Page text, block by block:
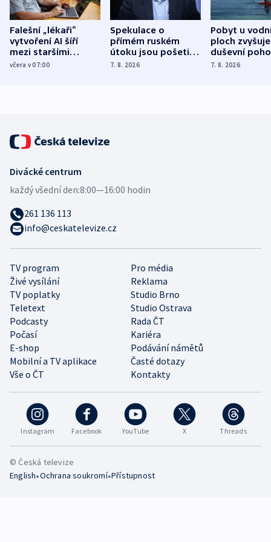
Falešní „lékaři“
vytvoření AI šíří
mezi staršími
Poláky nebezpečné
včera v 07:00
Spekulace o
přímém ruském
útoku jsou pošetilé,
míní estonský
7. 8. 2026
Pobyt u
ploch zvyšuje
duševní
ukázala
7. 8. 2026
Instagram Facebook YouTube X Threads
TV program
Pro média
Živé vysílání
Reklama
TV poplatky
Studio Brno
Teletext
Studio Ostrava
Podcasty
Rada ČT
Počasí
Kariéra
E-shop
Podávání námětů
Mobilní a TV aplikace
Časté dotazy
Vše o ČT
Kontakty
Divácké centrum
každý všední den:8:00—16:00 hodin
261 136 113
info@ceskatelevize.cz
© Česká televize
English•Ochrana soukromí•Přístupnost